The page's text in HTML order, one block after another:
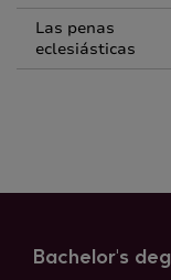
Las penas
eclesiásticas
Bachelor's